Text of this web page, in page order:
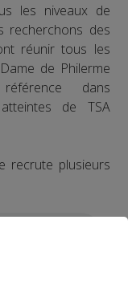
les niveaux de
recherchons des
réunir tous les
de Philerme
dans
de TSA
recrute plusieurs